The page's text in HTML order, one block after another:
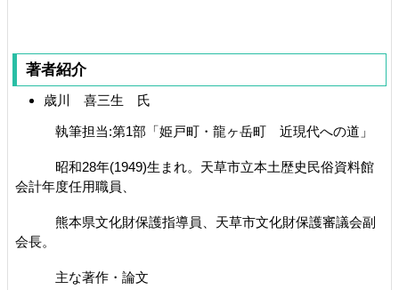
著者紹介
歳川 喜三生 氏
執筆担当:第1部「姫戸町・龍ヶ岳町 近現代への道」
昭和28年(1949)生まれ。天草市立本土歴史民俗資料館
会計年度任用職員、
熊本県文化財保護指導員、天草市文化財保護審議会副
会長。
主な著作・論文